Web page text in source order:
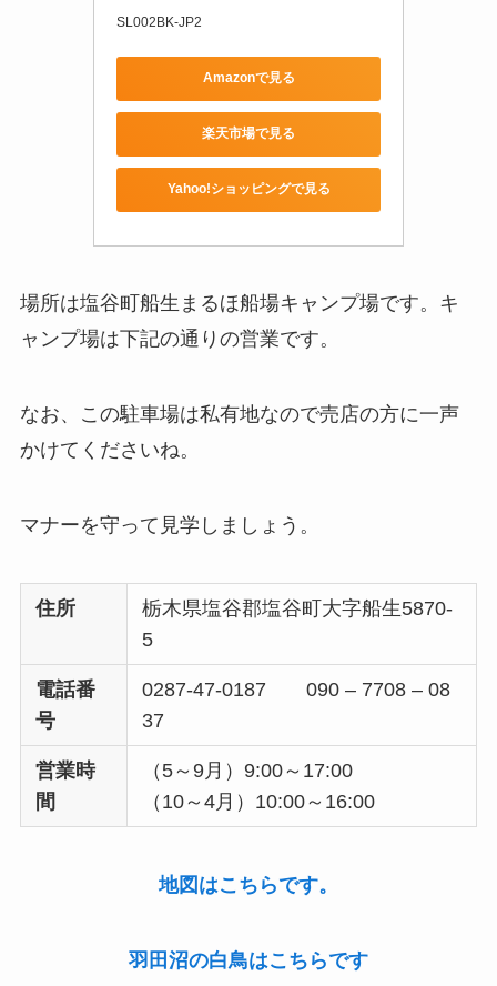
SL002BK-JP2
Amazonで見る
楽天市場で見る
Yahoo!ショッピングで見る
場所は塩谷町船生まるほ船場キャンプ場です。キ
ャンプ場は下記の通りの営業です。
なお、この駐車場は私有地なので売店の方に一声
かけてくださいね。
マナーを守って見学しましょう。
住所
栃木県塩谷郡塩谷町大字船生5870-
5
電話番
号
0287-47-0187 090 – 7708 – 08
37
営業時
間
（5～9月）9:00～17:00
（10～4月）10:00～16:00
地図はこちらです。
羽田沼の白鳥はこちらです